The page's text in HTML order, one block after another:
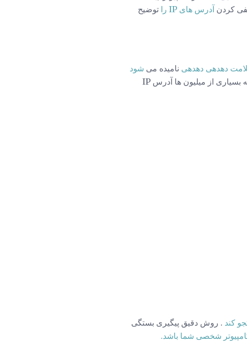
آدرس های IP را
توضیح
دهدهی دهدهی نامیده می شود
. نمونه هایی از آدرس های IP در علامت دهی dotted-dot 10.0.0.1 و 192.168.0.1 هستند اگر چه بسیاری از میلیون ها آدرس IP
کند . روش دقیق پیگیری بستگی